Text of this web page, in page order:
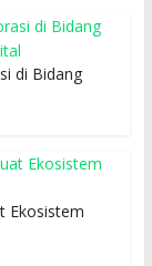
di Bidang
Ekosistem